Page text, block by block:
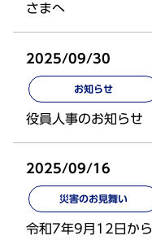
さまへ
2025/09/30
お知らせ
役員人事のお知らせ
2025/09/16
災害のお見舞い
令和7年9月12日か